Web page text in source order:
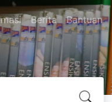
Berita Bantuan